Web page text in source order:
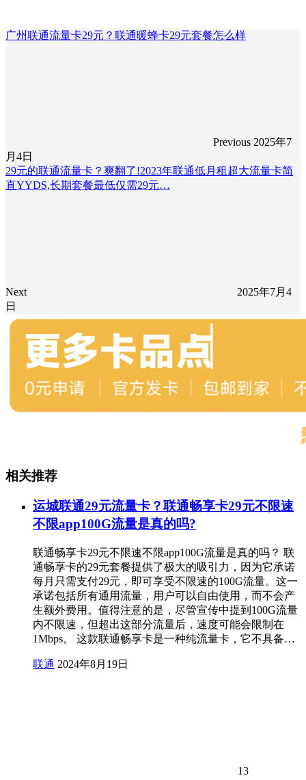
广州联通流量卡29元？联通暖蜂卡29元套餐怎么样
Previous 2025年7
月4日
29元的联通流量卡？爽翻了!2023年联通低月租超大流量卡简
直YYDS,长期套餐最低仅需29元…
Next
2025年7月4
日
相关推荐
运城联通29元流量卡？联通畅享卡29元不限速
不限app100G流量是真的吗?
联通畅享卡29元不限速不限app100G流量是真的吗？ 联
通畅享卡的29元套餐提供了极大的吸引力，因为它承诺
每月只需支付29元，即可享受不限速的100G流量。这一
承诺包括所有通用流量，用户可以自由使用，而不会产
生额外费用。值得注意的是，尽管宣传中提到100G流量
内不限速，但超出这部分流量后，速度可能会限制在
1Mbps。 这款联通畅享卡是一种纯流量卡，它不具备…
联通 2024年8月19日
13